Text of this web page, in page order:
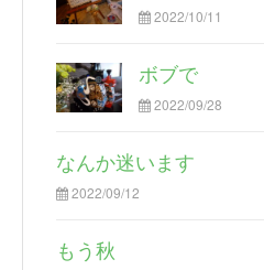
2022/10/11
ボブで
2022/09/28
なんか迷います
2022/09/12
もう秋